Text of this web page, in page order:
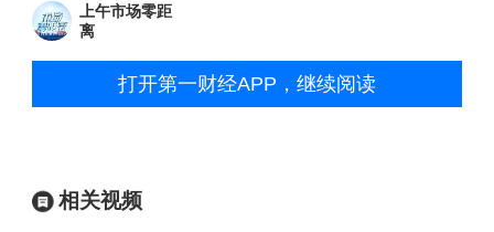
上午市场零距
离
打开第一财经APP，继续阅读
相关视频